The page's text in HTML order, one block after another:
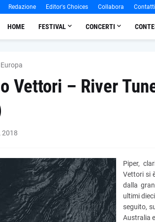
Redazione Editor's Choices Collabora Contatti
HOME FESTIVAL CONCERTI
Europa
Vettori – River
2018
Piper,
Vettori si
dalla
ultimi
seguito,
Australia